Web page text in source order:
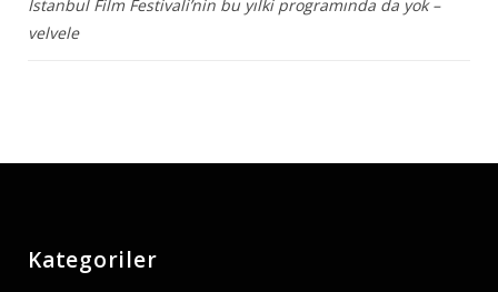
İstanbul Film Festivali’nin bu yılki programında da yok –
velvele
Kategoriler